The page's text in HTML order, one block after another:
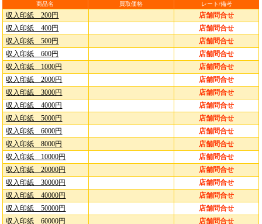
商品名 買取価格 レート/備考
収入印紙 200円
店舗問合せ
収入印紙 400円
店舗問合せ
収入印紙 500円
店舗問合せ
収入印紙 600円
店舗問合せ
収入印紙 1000円
店舗問合せ
収入印紙 2000円
店舗問合せ
収入印紙 3000円
店舗問合せ
収入印紙 4000円
店舗問合せ
収入印紙 5000円
店舗問合せ
収入印紙 6000円
店舗問合せ
収入印紙 8000円
店舗問合せ
収入印紙 10000円
店舗問合せ
収入印紙 20000円
店舗問合せ
収入印紙 30000円
店舗問合せ
収入印紙 40000円
店舗問合せ
収入印紙 50000円
店舗問合せ
収入印紙 60000円
店舗問合せ